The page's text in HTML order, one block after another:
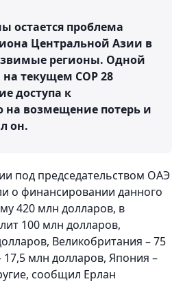
остается проблема
Центральной Азии в
регионы. Одной
на текущем СОР 28
доступа к
возмещение потерь и
он.
под председательством ОАЭ
о финансировании данного
420 млн долларов, в
100 млн долларов,
Великобритания – 75
млн долларов, Япония –
сообщил Ерлан